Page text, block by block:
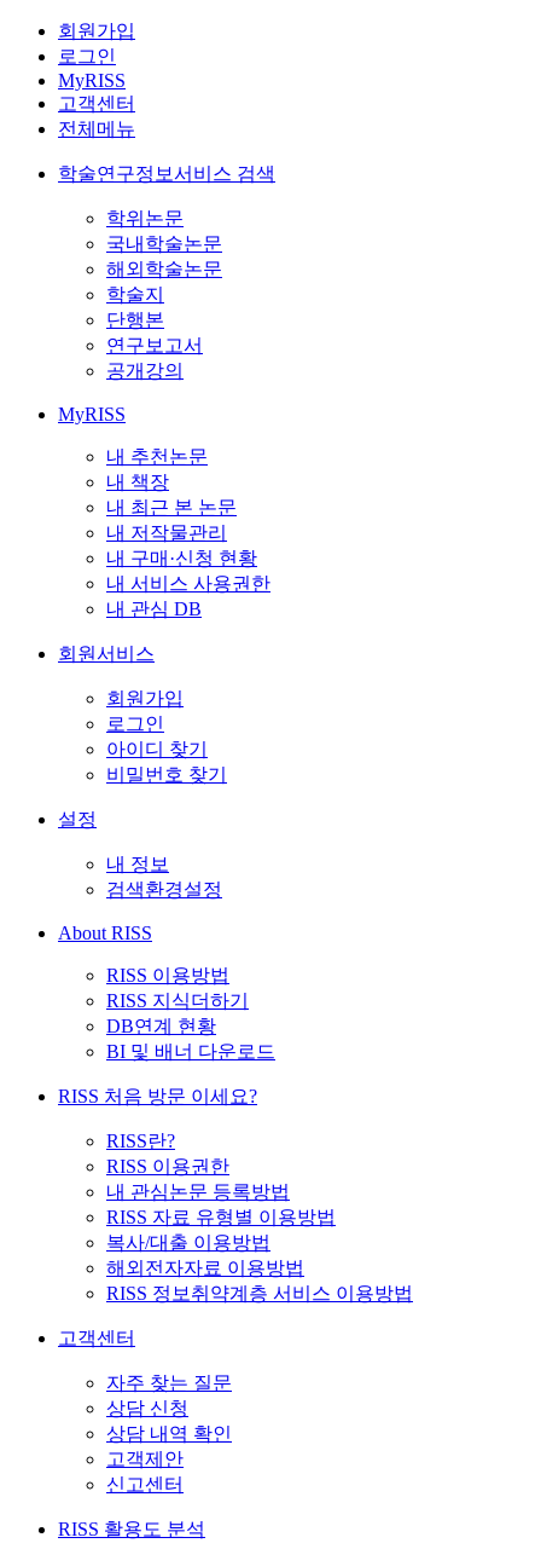
회원가입
로그인
MyRISS
고객센터
전체메뉴
학술연구정보서비스 검색
학위논문
국내학술논문
해외학술논문
학술지
단행본
연구보고서
공개강의
MyRISS
내 추천논문
내 책장
내 최근 본 논문
내 저작물관리
내 구매·신청 현황
내 서비스 사용권한
내 관심 DB
회원서비스
회원가입
로그인
아이디 찾기
비밀번호 찾기
설정
내 정보
검색환경설정
About RISS
RISS 이용방법
RISS 지식더하기
DB연계 현황
BI 및 배너 다운로드
RISS 처음 방문 이세요?
RISS란?
RISS 이용권한
내 관심논문 등록방법
RISS 자료 유형별 이용방법
복사/대출 이용방법
해외전자자료 이용방법
RISS 정보취약계층 서비스 이용방법
고객센터
자주 찾는 질문
상담 신청
상담 내역 확인
고객제안
신고센터
RISS 활용도 분석